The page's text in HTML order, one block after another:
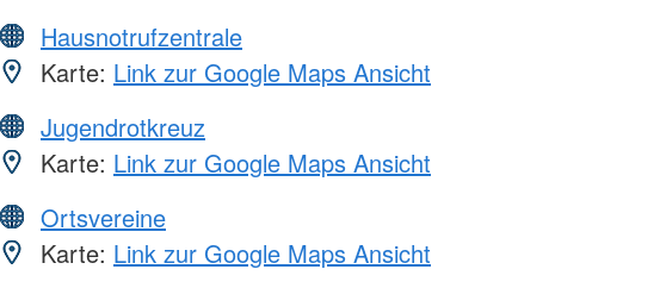
Hausnotrufzentrale
Karte: Link zur Google Maps Ansicht
Jugendrotkreuz
Karte: Link zur Google Maps Ansicht
Ortsvereine
Karte: Link zur Google Maps Ansicht